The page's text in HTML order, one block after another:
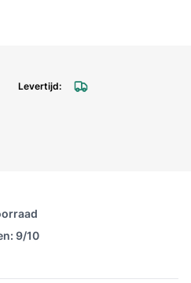
4" - NA133
4" - NA148
9/10